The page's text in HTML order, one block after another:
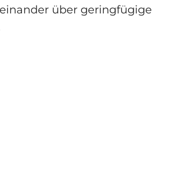
über geringfügige